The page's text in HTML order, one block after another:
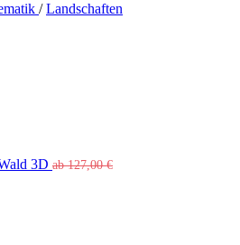
/ Landschaften
3D ab127,00€